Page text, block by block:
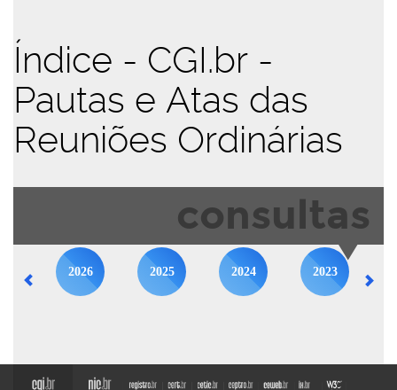
Índice - CGI.br -
Pautas e Atas das
Reuniões Ordinárias
consultas
2026 2025 2024 2023